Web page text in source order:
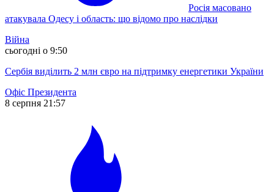
Росія масовано
атакувала Одесу і область: що відомо про наслідки
Війна
сьогодні о 9:50
Сербія виділить 2 млн євро на підтримку енергетики України
Офіс Президента
8 серпня 21:57